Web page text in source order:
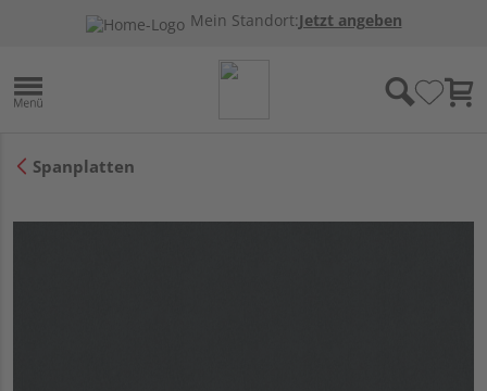
Mein Standort:Jetzt angeben
Spanplatten